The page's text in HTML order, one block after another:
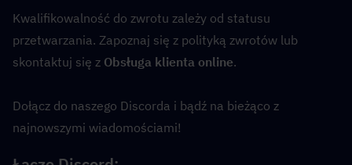
Kwalifikowalność do zwrotu zależy od statusu
przetwarzania. Zapoznaj się z polityką zwrotów lub
skontaktuj się z Obsługa klienta online.
Dołącz do naszego Discorda i bądź na bieżąco z
najnowszymi wiadomościami!